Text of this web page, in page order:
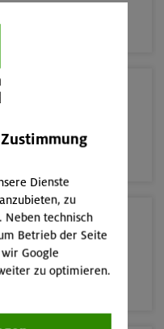
Dienste
zu
Neben technisch
Betrieb der Seite
Google
zu optimieren.